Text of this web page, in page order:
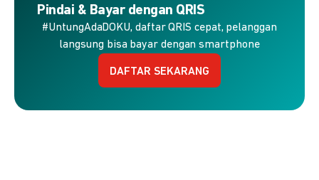
Pindai & Bayar dengan QRIS
#UntungAdaDOKU, daftar QRIS cepat, pelanggan
langsung bisa bayar dengan smartphone
DAFTAR SEKARANG